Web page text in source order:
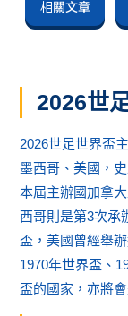
相關文章
2026世
2026世足世界盃
墨西哥、美國，
本屆主辦國加拿
西哥則是第3次承
盃，美國曾經舉
1970年世界盃、
盃的國家，亦將